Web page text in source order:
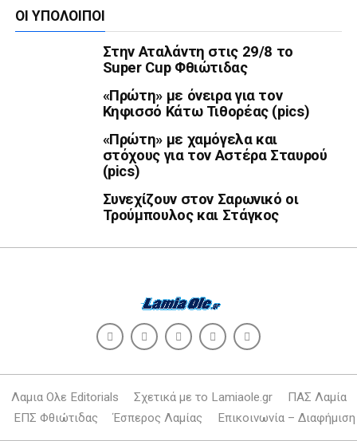
ΟΙ ΥΠΌΛΟΙΠΟΙ
Στην Αταλάντη στις 29/8 το
Super Cup Φθιώτιδας
«Πρώτη» με όνειρα για τον
Κηφισσό Κάτω Τιθορέας (pics)
«Πρώτη» με χαμόγελα και
στόχους για τον Αστέρα Σταυρού
(pics)
Συνεχίζουν στον Σαρωνικό οι
Τρούμπουλος και Στάγκος
Λαμια Ολε Editorials Σχετικά με το Lamiaole.gr
ΠΑΣ Λαμία
ΕΠΣ Φθιώτιδας
Έσπερος Λαμίας Επικοινωνία – Διαφήμιση